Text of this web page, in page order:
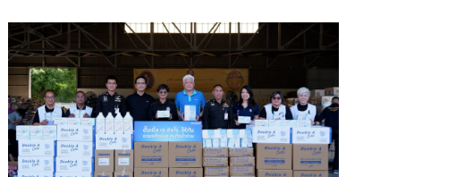
เทคโนโลยีพระจอมเกล้าเจ้าคุณทหารลาดกระบัง (สจล.)
“วิทยาเขตฉะเชิงเทรา” จำนวน